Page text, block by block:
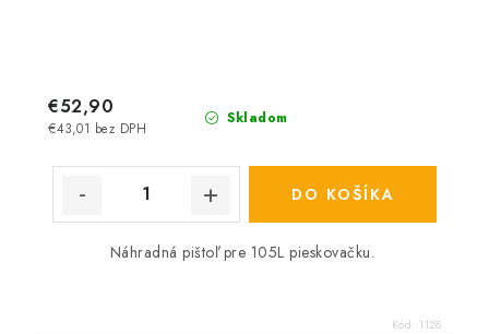
Skladom
€43,01 bez DPH
€52,90
DO KOŠÍKA
Náhradná pištoľ pre 105L pieskovačku.
Kód: 1128